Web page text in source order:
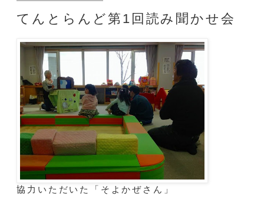
てんとらんど第1回読み聞かせ会
協力いただいた「そよかぜさん」